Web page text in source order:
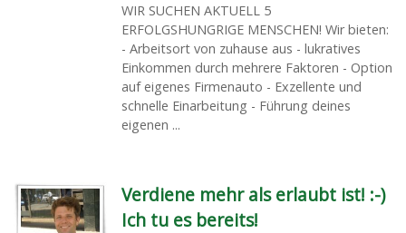
WIR SUCHEN AKTUELL 5
ERFOLGSHUNGRIGE MENSCHEN! Wir bieten:
- Arbeitsort von zuhause aus - lukratives
Einkommen durch mehrere Faktoren - Option
auf eigenes Firmenauto - Exzellente und
schnelle Einarbeitung - Führung deines
eigenen ...
Verdiene mehr als erlaubt ist! :-)
Ich tu es bereits!